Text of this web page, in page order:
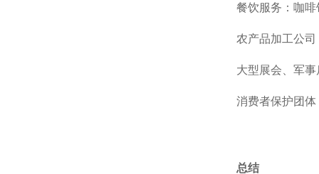
餐饮服务：咖
农产品加工公
大型展会、军
消费者保护团
总结